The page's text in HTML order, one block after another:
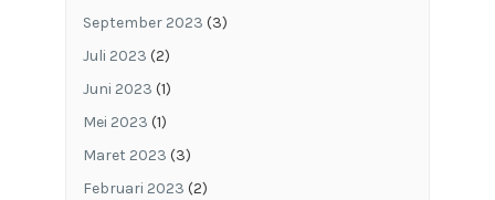
September 2023 (3)
Juli 2023 (2)
Juni 2023 (1)
Mei 2023 (1)
Maret 2023 (3)
Februari 2023 (2)